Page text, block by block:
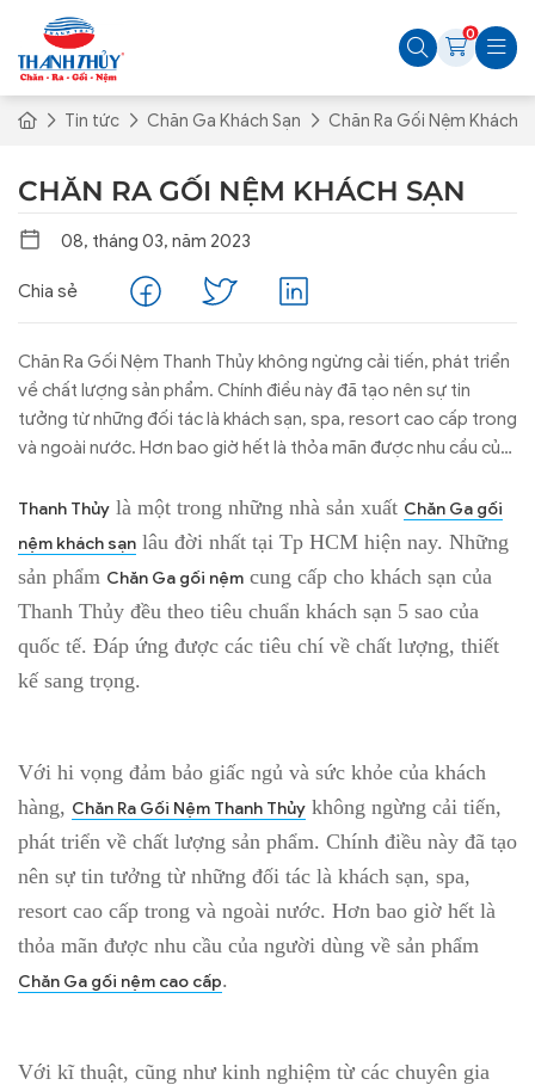
0
Tin tức Chăn Ga Khách Sạn Chăn Ra Gối Nệm Khách
CHĂN RA GỐI NỆM KHÁCH SẠN
08, tháng 03, năm 2023
Chia sẻ
Chăn Ra Gối Nệm Thanh Thủy không ngừng cải tiến, phát triển
về chất lượng sản phẩm. Chính điều này đã tạo nên sự tin
tưởng từ những đối tác là khách sạn, spa, resort cao cấp trong
và ngoài nước. Hơn bao giờ hết là thỏa mãn được nhu cầu của
Thanh Thủy là một trong những nhà sản xuất Chăn Ga gối
nệm khách sạn lâu đời nhất tại Tp HCM hiện nay. Những
sản phẩm Chăn Ga gối nệm cung cấp cho khách sạn của
Thanh Thủy đều theo tiêu chuẩn khách sạn 5 sao của
quốc tế. Đáp ứng được các tiêu chí về chất lượng, thiết
kế sang trọng.
Với hi vọng đảm bảo giấc ngủ và sức khỏe của khách
hàng, Chăn Ra Gối Nệm Thanh Thủy không ngừng cải tiến,
phát triển về chất lượng sản phẩm. Chính điều này đã tạo
nên sự tin tưởng từ những đối tác là khách sạn, spa,
resort cao cấp trong và ngoài nước. Hơn bao giờ hết là
thỏa mãn được nhu cầu của người dùng về sản phẩm
Chăn Ga gối nệm cao cấp.
Với kĩ thuật, cũng như kinh nghiệm từ các chuyên gia